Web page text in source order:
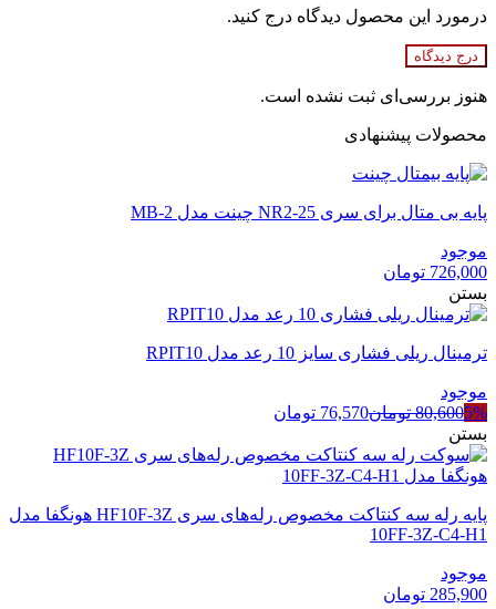
درمورد این محصول دیدگاه درج کنید.
درج دیدگاه
هنوز بررسی‌ای ثبت نشده است.
محصولات پیشنهادی
پایه بی متال برای سری NR2-25 چینت مدل MB-2
موجود
726,000 تومان
بستن
ترمینال ریلی فشاری سایز 10 رعد مدل RPIT10
موجود
5%
80,600 تومان76,570 تومان
بستن
پایه رله سه کنتاکت مخصوص رله‌های سری HF10F-3Z هونگفا مدل
10FF-3Z-C4-H1
موجود
285,900 تومان